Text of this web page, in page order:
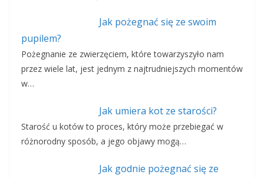
Jak pożegnać się ze swoim
pupilem?
Pożegnanie ze zwierzęciem, które towarzyszyło nam
przez wiele lat, jest jednym z najtrudniejszych momentów
w…
Jak umiera kot ze starości?
Starość u kotów to proces, który może przebiegać w
różnorodny sposób, a jego objawy mogą…
Jak godnie pożegnać się ze